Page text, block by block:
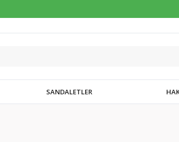
SANDALETLER